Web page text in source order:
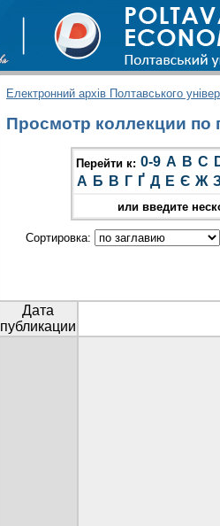
Електронний архів Полтавського
Просмотр коллекции по
Перейти к: 0-9 A B C
А Б В Г Ґ Д Е Є Ж
или введите
Сортировка:
Дата
публикации